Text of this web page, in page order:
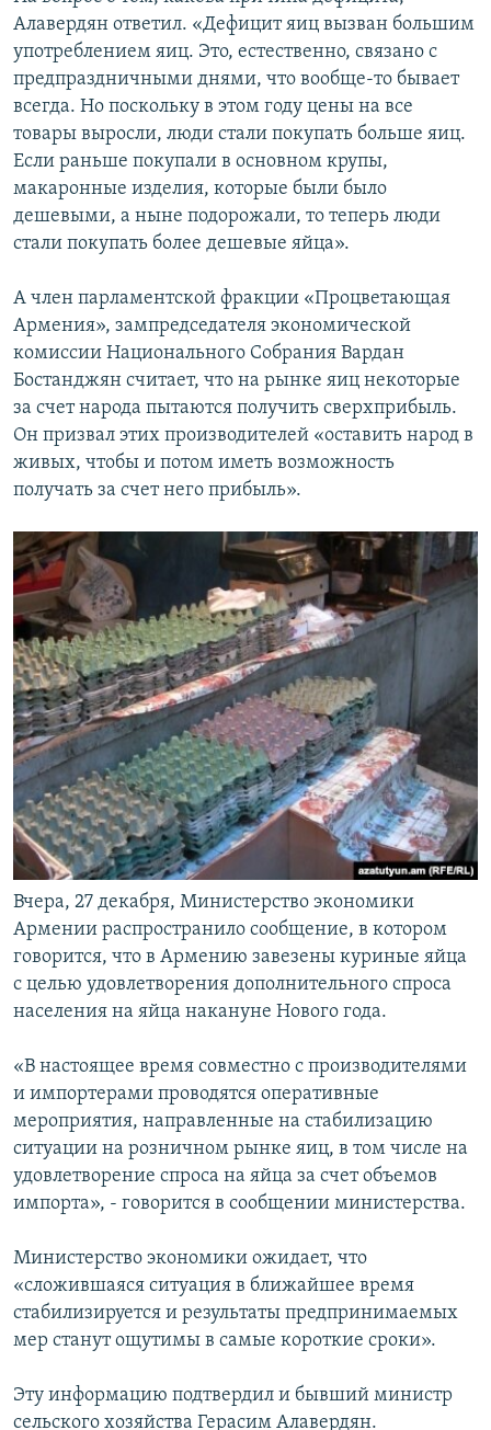
Алавердян ответил. «Дефицит яиц вызван большим
употреблением яиц. Это, естественно, связано с
предпраздничными днями, что вообще-то бывает
всегда. Но поскольку в этом году цены на все
товары выросли, люди стали покупать больше яиц.
Если раньше покупали в основном крупы,
макаронные изделия, которые были было
дешевыми, а ныне подорожали, то теперь люди
стали покупать более дешевые яйца».
А член парламентской фракции «Процветающая
Армения», зампредседателя экономической
комиссии Национального Собрания Вардан
Бостанджян считает, что на рынке яиц некоторые
за счет народа пытаются получить сверхприбыль.
Он призвал этих производителей «оставить народ в
живых, чтобы и потом иметь возможность
получать за счет него прибыль».
Вчера, 27 декабря, Министерство экономики
Армении распространило сообщение, в котором
говорится, что в Армению завезены куриные яйца
с целью удовлетворения дополнительного спроса
населения на яйца накануне Нового года.
«В настоящее время совместно с производителями
и импортерами проводятся оперативные
мероприятия, направленные на стабилизацию
ситуации на розничном рынке яиц, в том числе на
удовлетворение спроса на яйца за счет объемов
импорта», - говорится в сообщении министерства.
Министерство экономики ожидает, что
«сложившаяся ситуация в ближайшее время
стабилизируется и результаты предпринимаемых
мер станут ощутимы в самые короткие сроки».
Эту информацию подтвердил и бывший министр
сельского хозяйства Герасим Алавердян.